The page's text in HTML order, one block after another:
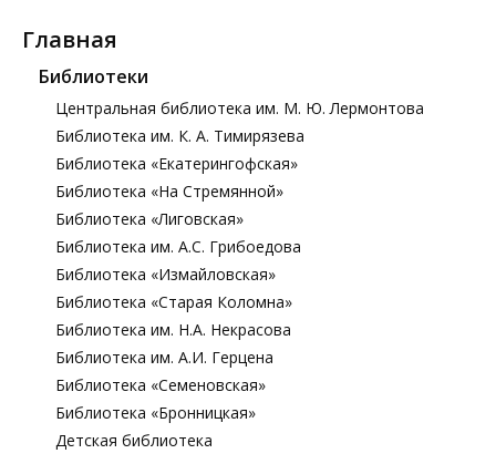
Главная
Библиотеки
Центральная библиотека им. М. Ю. Лермонтова
Библиотека им. К. А. Тимирязева
Библиотека «Екатерингофская»
Библиотека «На Стремянной»
Библиотека «Лиговская»
Библиотека им. А.С. Грибоедова
Библиотека «Измайловская»
Библиотека «Старая Коломна»
Библиотека им. Н.А. Некрасова
Библиотека им. А.И. Герцена
Библиотека «Семеновская»
Библиотека «Бронницкая»
Детская библиотека